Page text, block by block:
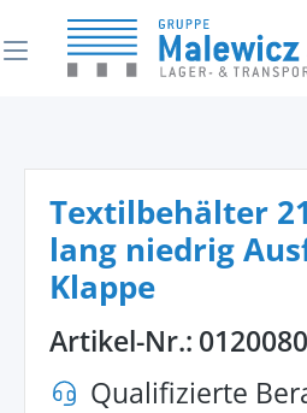
springen
Textilbehälter
lang niedrig
Klappe
Artikel-Nr.:
Qualifizierte